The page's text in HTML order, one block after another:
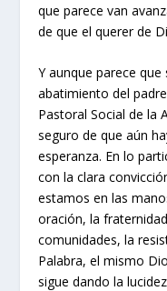
que parece van
de que el querer de
Y aunque parece
abatimiento del
Pastoral Social de la
seguro de que aún
esperanza. En lo
con la clara
estamos en las
oración, la
comunidades, la
Palabra, el mismo
sigue dando la